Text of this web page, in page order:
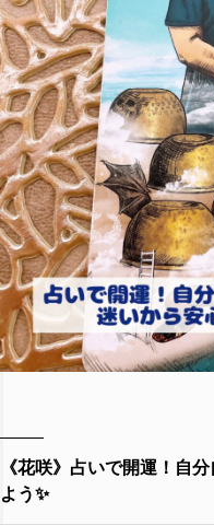
《花咲》占いで開運！自
よう✨